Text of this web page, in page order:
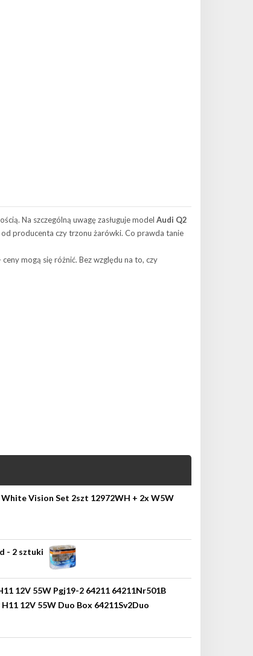
Na szczególną uwagę zasługuje model Audi Q2
od producenta czy trzonu żarówki. Co prawda tanie
mogą się różnić. Bez względu na to, czy